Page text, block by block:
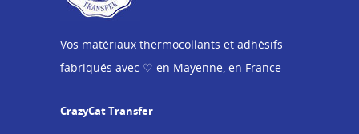
Vos matériaux thermocollants et adhésifs
fabriqués avec ♡ en Mayenne, en France
CrazyCat Transfer